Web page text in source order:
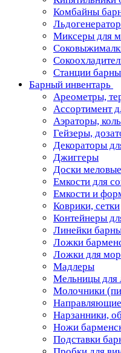
Комбайны
Миксеры для
Станции
Барный инвентарь
Ареометры,
Ассортимент
Аэраторы,
Гейзеры,
Декораторы
Джиггеры
Доски
Емкости для
Емкости и
Коврики, сетки
Контейнеры
Линейки
Ложки
Ложки для
Мадлеры
Мельницы для
Молочники
Нарзанники,
Ножи
Подставки